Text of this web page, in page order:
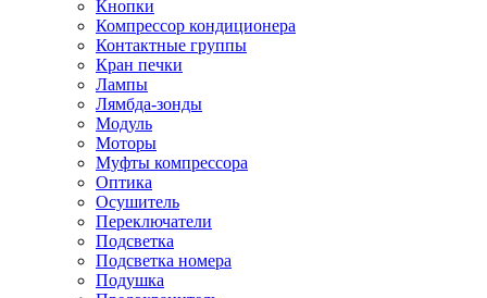
Кнопки
Компрессор кондиционера
Контактные группы
Кран печки
Лампы
Лямбда-зонды
Модуль
Моторы
Муфты компрессора
Оптика
Осушитель
Переключатели
Подсветка
Подсветка номера
Подушка